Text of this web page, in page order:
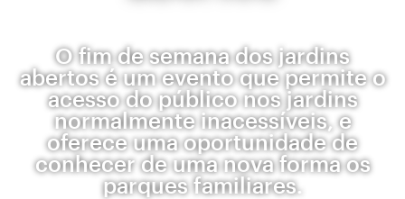
O fim de semana dos jardins
abertos é um evento que permite o
acesso do público nos jardins
normalmente inacessíveis, e
oferece uma oportunidade de
conhecer de uma nova forma os
parques familiares.